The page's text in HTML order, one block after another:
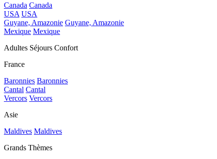
Canada Canada
USA USA
Guyane, Amazonie Guyane, Amazonie
Mexique Mexique
Adultes Séjours Confort
France
Baronnies Baronnies
Cantal Cantal
Vercors Vercors
Asie
Maldives Maldives
Grands Thèmes